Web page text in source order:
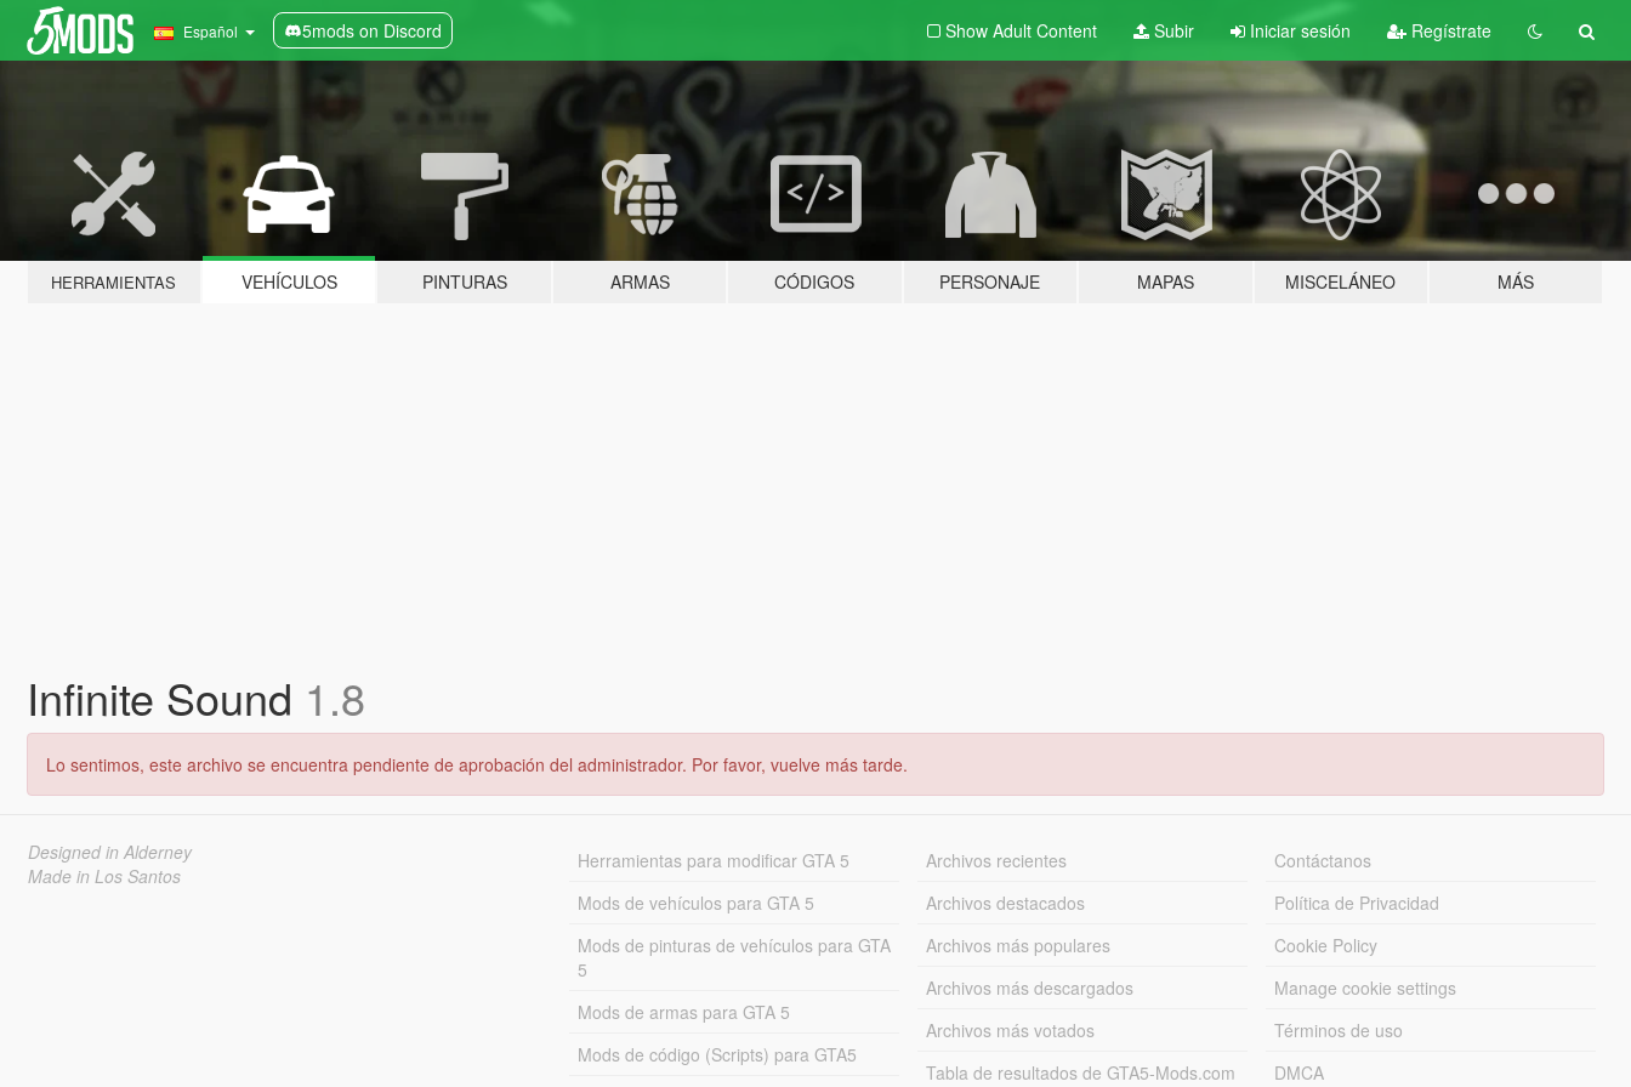
Español 5mods on Discord Show Adult Content Subir Iniciar sesión Regístrate
HERRAMIENTAS VEHÍCULOS PINTURAS ARMAS CÓDIGOS PERSONAJE MAPAS MISCELÁNEO MÁS
Infinite Sound 1.8
Lo sentimos, este archivo se encuentra pendiente de aprobación del administrador. Por favor, vuelve más tarde.
Designed in Alderney
Made in Los Santos
Herramientas para modificar GTA 5
Mods de vehículos para GTA 5
Mods de pinturas de vehículos para GTA
5
Mods de armas para GTA 5
Mods de código (Scripts) para GTA5
Archivos recientes
Archivos destacados
Archivos más populares
Archivos más descargados
Archivos más votados
Tabla de resultados de GTA5-Mods.com
Contáctanos
Política de Privacidad
Cookie Policy
Manage cookie settings
Términos de uso
DMCA